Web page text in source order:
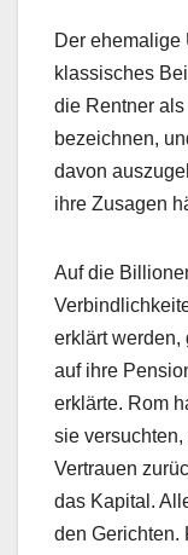
Der ehemalige
klassisches
die Rentner
bezeichnen,
davon
ihre Zusagen
Auf die
erklärt werden,
auf ihre
erklärte. Rom
sie
Vertrauen
das Kapital.
den Gerichten.